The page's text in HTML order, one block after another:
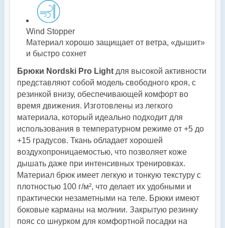
Wind Stopper
Материал хорошо защищает от ветра, «дышит»
и быстро сохнет
Брюки Nordski Pro Light для высокой активности
представляют собой модель свободного кроя, с
резинкой внизу, обеспечивающей комфорт во
время движения. Изготовлены из легкого
материала, который идеально подходит для
использования в температурном режиме от +5 до
+15 градусов. Ткань обладает хорошей
воздухопроницаемостью, что позволяет коже
дышать даже при интенсивных тренировках.
Материал брюк имеет легкую и тонкую текстуру с
плотностью 100 г/м², что делает их удобными и
практически незаметными на теле. Брюки имеют
боковые карманы на молнии. Закрытую резинку
пояс со шнурком для комфортной посадки на